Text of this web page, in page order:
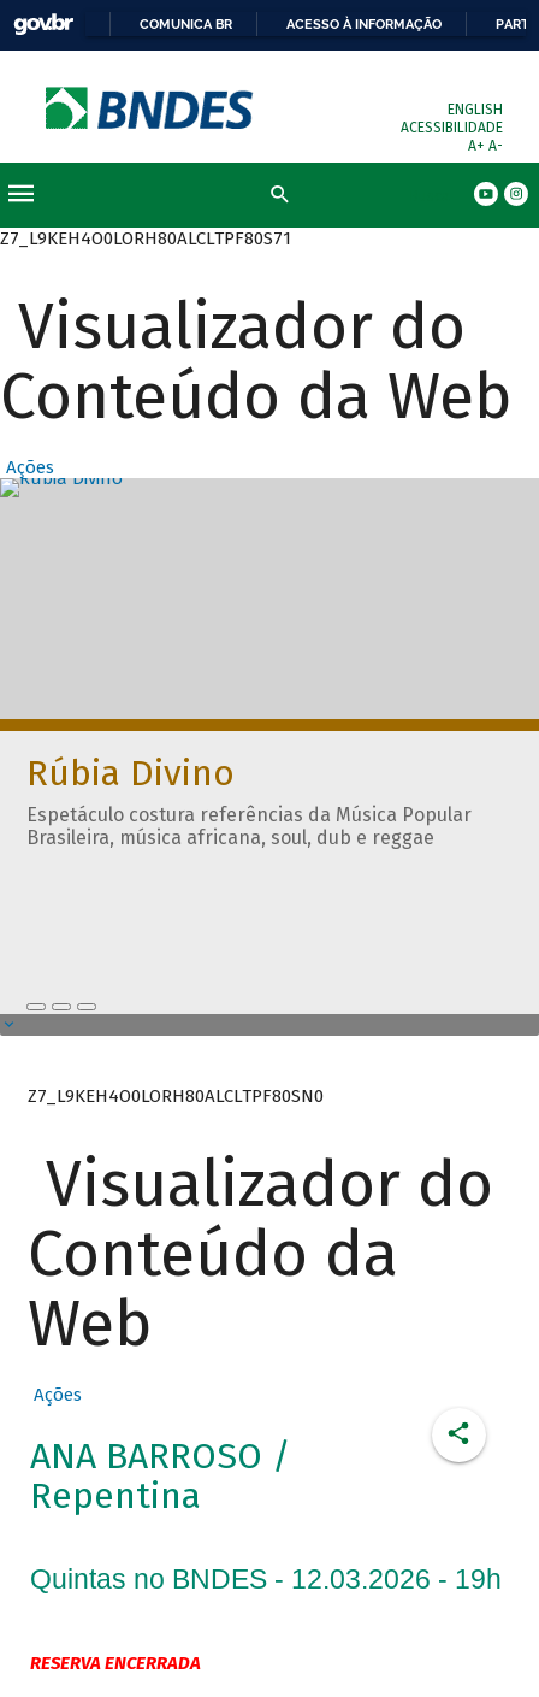
COMUNICA BR ACESSO À INFORMAÇÃO
ENGLISH
ACESSIBILIDADE
A+ A-
Z7_L9KEH4O0LORH80ALCLTPF80S71
Visualizador do
Conteúdo da Web
Ações
Destaques
Rúbia Divino
Espetáculo costura referências da Música Popular
Brasileira, música africana, soul, dub e reggae
Z7_L9KEH4O0LORH80ALCLTPF80SN0
Visualizador do
Conteúdo da
Web
Ações
ANA BARROSO /
Repentina
Quintas no BNDES - 12.03.2026 - 19h
RESERVA ENCERRADA